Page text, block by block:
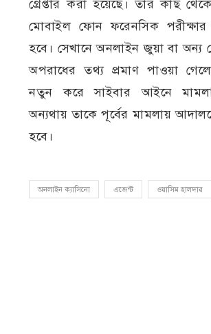
গ্রেপ্তার করা হয়েছে। তার কাছ
মোবাইল ফোন ফরেনসিক পরীক্ষার
হবে। সেখানে অনলাইন জুয়া বা অন্য
অপরাধের তথ্য প্রমাণ পাওয়া
নতুন করে সাইবার আইনে
অন্যথায় তাকে পূর্বের মামলায়
হবে।
অনলাইন ক্যাসিনো এজেন্ট ওয়াসিম হালদার